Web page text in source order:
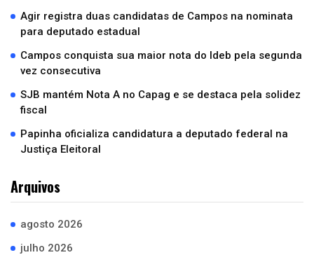
Agir registra duas candidatas de Campos na nominata
para deputado estadual
Campos conquista sua maior nota do Ideb pela segunda
vez consecutiva
SJB mantém Nota A no Capag e se destaca pela solidez
fiscal
Papinha oficializa candidatura a deputado federal na
Justiça Eleitoral
Arquivos
agosto 2026
julho 2026